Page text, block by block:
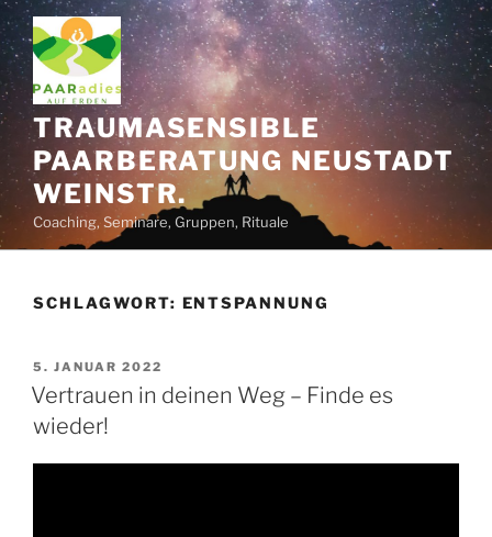
Zum
Inhalt
springen
TRAUMASENSIBLE
PAARBERATUNG NEUSTADT
WEINSTR.
Coaching, Seminare, Gruppen, Rituale
SCHLAGWORT: ENTSPANNUNG
VERÖFFENTLICHT
AM
5. JANUAR 2022
Vertrauen in deinen Weg – Finde es
wieder!